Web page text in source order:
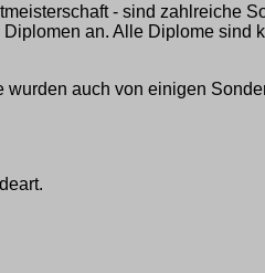
- sind zahlreiche
an. Alle Diplome
wurden auch von einigen